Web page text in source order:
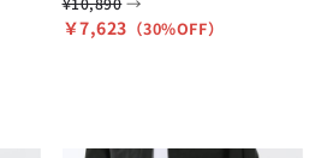
￥7,623 （30%OFF）